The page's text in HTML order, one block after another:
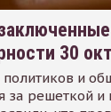
30
и
за решеткой